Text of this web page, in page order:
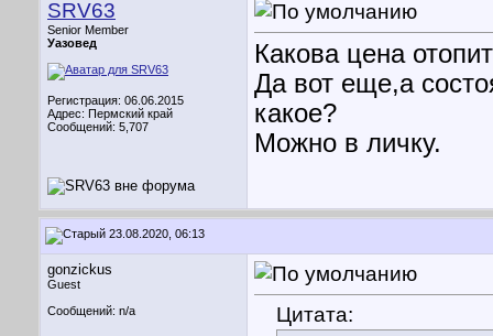
SRV63
Senior Member
Уазовед
Регистрация: 06.06.2015
Адрес: Пермский край
Сообщений: 5,707
Какова цена
Да вот еще,а
какое?
Можно в личку.
23.08.2020, 06:13
gonzickus
Guest
Сообщений: n/a
Цитата: